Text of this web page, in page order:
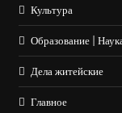
Культура
Образование |
Дела житейские
Главное